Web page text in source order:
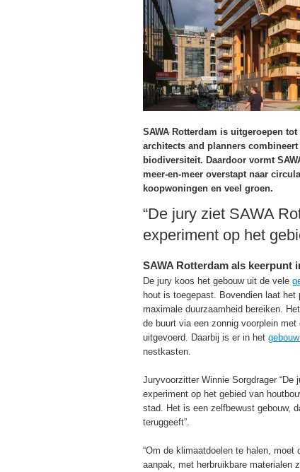
SAWA Rotterdam is uitgeroepen
architects and planners
biodiversiteit. Daardoor vormt
meer-en-meer overstapt naar
koopwoningen en veel groen.
“De jury ziet SAWA
experiment op het
SAWA Rotterdam als keerpunt
De jury koos het gebouw uit de vele
hout is toegepast. Bovendien laat
maximale duurzaamheid bereiken.
de buurt via een zonnig voorplein
uitgevoerd. Daarbij is er in het
nestkasten.
Juryvoorzitter Winnie Sorgdrager
experiment op het gebied van
stad. Het is een zelfbewust gebouw,
teruggeeft”.
“Om de klimaatdoelen te halen,
aanpak, met herbruikbare materialen